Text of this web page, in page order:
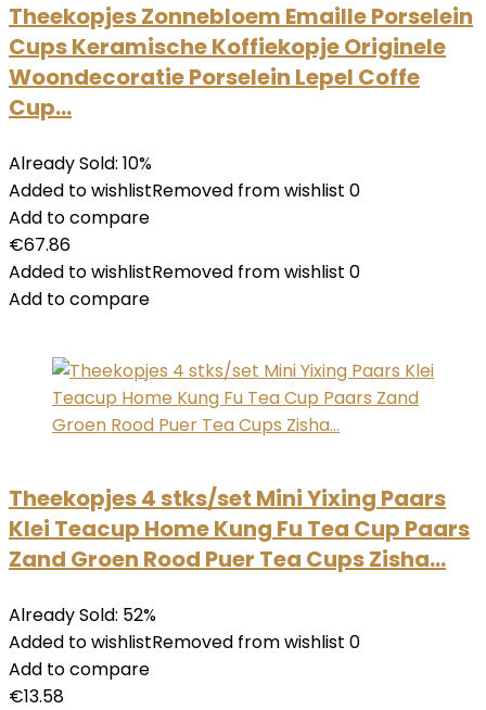
Theekopjes Zonnebloem Emaille Porselein
Cups Keramische Koffiekopje Originele
Woondecoratie Porselein Lepel Coffe
Cup…
Already Sold: 10%
Added to wishlistRemoved from wishlist 0
Add to compare
€67.86
Added to wishlistRemoved from wishlist 0
Add to compare
Theekopjes 4 stks/set Mini Yixing Paars
Klei Teacup Home Kung Fu Tea Cup Paars
Zand Groen Rood Puer Tea Cups Zisha…
Already Sold: 52%
Added to wishlistRemoved from wishlist 0
Add to compare
€13.58